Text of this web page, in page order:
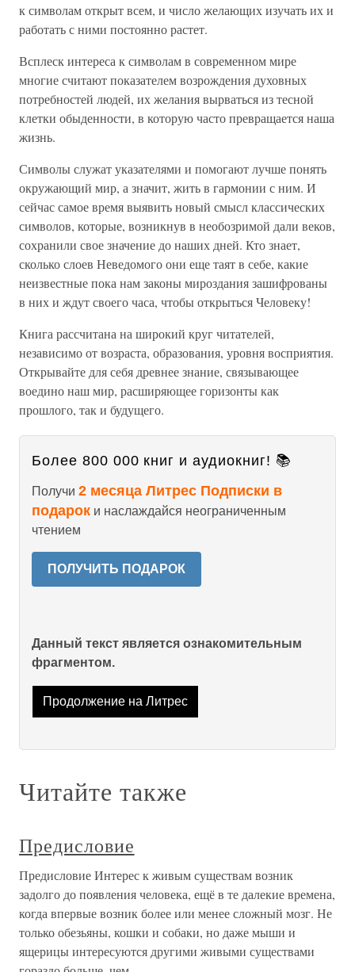
к символам открыт всем, и число желающих изучать их и
работать с ними постоянно растет.
Всплеск интереса к символам в современном мире
многие считают показателем возрождения духовных
потребностей людей, их желания вырваться из тесной
клетки обыденности, в которую часто превращается наша
жизнь.
Символы служат указателями и помогают лучше понять
окружающий мир, а значит, жить в гармонии с ним. И
сейчас самое время выявить новый смысл классических
символов, которые, возникнув в необозримой дали веков,
сохранили свое значение до наших дней. Кто знает,
сколько слоев Неведомого они еще таят в себе, какие
неизвестные пока нам законы мироздания зашифрованы
в них и ждут своего часа, чтобы открыться Человеку!
Книга рассчитана на широкий круг читателей,
независимо от возраста, образования, уровня восприятия.
Открывайте для себя древнее знание, связывающее
воедино наш мир, расширяющее горизонты как
прошлого, так и будущего.
Более 800 000 книг и аудиокниг! 📚
Получи 2 месяца Литрес Подписки в
подарок и наслаждайся неограниченным
чтением
ПОЛУЧИТЬ ПОДАРОК
Данный текст является ознакомительным
фрагментом.
Продолжение на Литрес
Читайте также
Предисловие
Предисловие Интерес к живым существам возник
задолго до появления человека, ещё в те далекие времена,
когда впервые возник более или менее сложный мозг. Не
только обезьяны, кошки и собаки, но даже мыши и
ящерицы интересуются другими живыми существами